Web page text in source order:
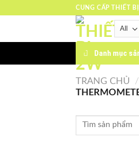
CUNG CẤP THIẾT
Danh mục
TRANG CHỦ /